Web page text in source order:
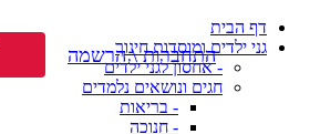
דף הבית
גני ילדים ומוסדות חינוך
- אחסון לגני ילדים
חגים ונושאים נלמדים
- בריאות
- חנוכה
התחברות \ הרשמה